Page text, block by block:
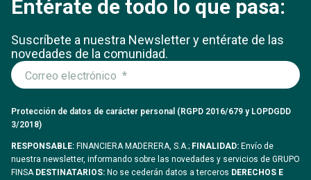
Entérate de todo lo que pasa:
Suscríbete a nuestra Newsletter y entérate de las
novedades de la comunidad.
Protección de datos de carácter personal (RGPD 2016/679 y LOPDGDD
3/2018)
RESPONSABLE: FINANCIERA MADERERA, S.A.; FINALIDAD: Envío de
nuestra newsletter, informando sobre las novedades y servicios de GRUPO
FINSADESTINATARIOS: No se cederán datos a terceros DERECHOS E